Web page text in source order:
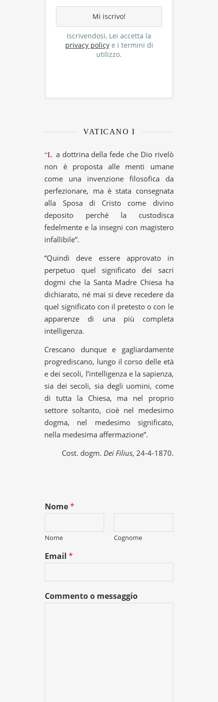
Iscrivendosi, Lei accetta la
privacy policye i termini di
utilizzo.
VATICANO I
“La dottrina della fede che Dio rivelò
non è proposta alle menti umane
come una invenzione filosofica da
perfezionare, ma è stata consegnata
alla Sposa di Cristo come divino
deposito perché la custodisca
fedelmente e la insegni con magistero
infallibile”.
“Quindi deve essere approvato in
perpetuo quel significato dei sacri
dogmi che la Santa Madre Chiesa ha
dichiarato, né mai si deve recedere da
quel significato con il pretesto o con le
apparenze di una più completa
intelligenza.
Crescano dunque e gagliardamente
progrediscano, lungo il corso delle età
e dei secoli, l’intelligenza e la sapienza,
sia dei secoli, sia degli uomini, come
di tutta la Chiesa, ma nel proprio
settore soltanto, cioè nel medesimo
dogma, nel medesimo significato,
nella medesima affermazione”.
Cost. dogm. Dei Filius, 24-4-1870.
Nome*
Nome Cognome
Email*
Commento o messaggio